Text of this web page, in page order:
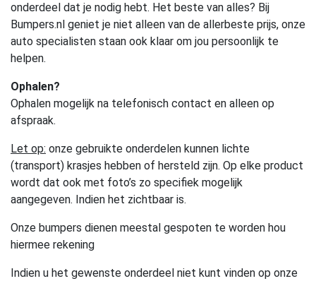
onderdeel dat je nodig hebt. Het beste van alles? Bij
Bumpers.nl geniet je niet alleen van de allerbeste prijs, onze
auto specialisten staan ook klaar om jou persoonlijk te
helpen.
Ophalen?
Ophalen mogelijk na telefonisch contact en alleen op
afspraak.
Let op: onze gebruikte onderdelen kunnen lichte
(transport) krasjes hebben of hersteld zijn. Op elke product
wordt dat ook met foto’s zo specifiek mogelijk
aangegeven. Indien het zichtbaar is.
Onze bumpers dienen meestal gespoten te worden hou
hiermee rekening
Indien u het gewenste onderdeel niet kunt vinden op onze